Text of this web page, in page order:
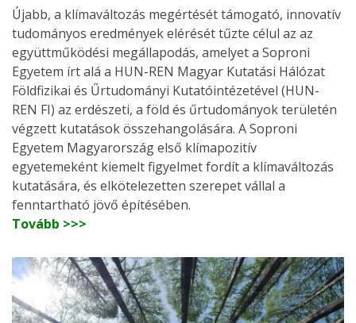
Újabb, a klímaváltozás megértését támogató, innovatív
tudományos eredmények elérését tűzte célul az az
együttműködési megállapodás, amelyet a Soproni
Egyetem írt alá a HUN-REN Magyar Kutatási Hálózat
Földfizikai és Űrtudományi Kutatóintézetével (HUN-
REN FI) az erdészeti, a föld és űrtudományok területén
végzett kutatások összehangolására. A Soproni
Egyetem Magyarország első klímapozitív
egyetemeként kiemelt figyelmet fordít a klímaváltozás
kutatására, és elkötelezetten szerepet vállal a
fenntartható jövő építésében.
Tovább >>>